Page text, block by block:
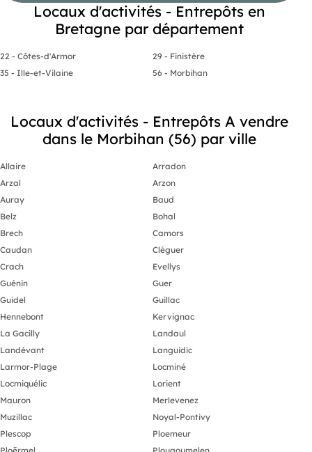
Locaux d'activités - Entrepôts en
Bretagne par département
22 - Côtes-d'Armor
29 - Finistère
35 - Ille-et-Vilaine
56 - Morbihan
Locaux d'activités - Entrepôts A vendre
dans le Morbihan (56) par ville
Allaire
Arradon
Arzal
Arzon
Auray
Baud
Belz
Bohal
Brech
Camors
Caudan
Cléguer
Crach
Evellys
Guénin
Guer
Guidel
Guillac
Hennebont
Kervignac
La Gacilly
Landaul
Landévant
Languidic
Larmor-Plage
Locminé
Locmiquélic
Lorient
Mauron
Merlevenez
Muzillac
Noyal-Pontivy
Plescop
Ploemeur